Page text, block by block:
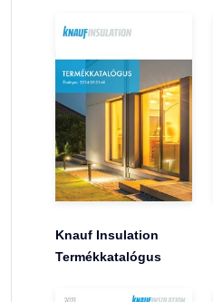
Knauf Insulation
Termékkatalógus